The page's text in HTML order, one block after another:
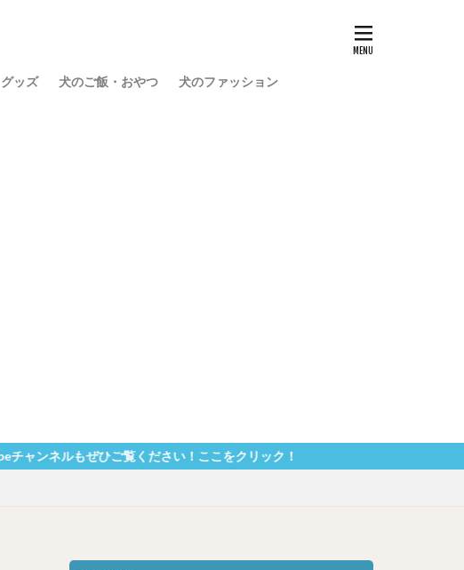
ッズ 犬のご飯・おやつ
犬のファッション
覧ください！ここをクリック！